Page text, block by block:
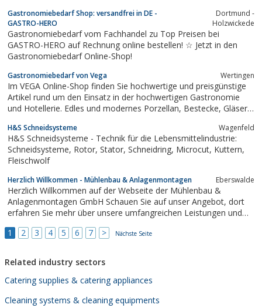
um.Ascobloc Bartscher Bauscher Convotherm Chromonorm
Ebinger Heidebrenner KBS Berthos...
Gastronomiebedarf Shop: versandfrei in DE -
GASTRO-HERO
Dortmund -
Holzwickede
Gastronomiebedarf vom Fachhandel zu Top Preisen bei
GASTRO-HERO auf Rechnung online bestellen! ☆ Jetzt in den
Gastronomiebedarf Online-Shop!
Gastronomiebedarf von Vega Wertingen
Im VEGA Online-Shop finden Sie hochwertige und preisgünstige
Artikel rund um den Einsatz in der hochwertigen Gastronomie
und Hotellerie. Edles und modernes Porzellan, Bestecke, Gläser,
H&S Schneidsysteme Wagenfeld
H&S Schneidsysteme - Technik für die Lebensmittelindustrie:
Schneidsysteme, Rotor, Stator, Schneidring, Microcut, Kuttern,
Fleischwolf
Herzlich Willkommen - Mühlenbau & Anlagenmontagen Eberswalde
Herzlich Willkommen auf der Webseite der Mühlenbau &
Anlagenmontagen GmbH Schauen Sie auf unser Angebot, dort
erfahren Sie mehr über unsere umfangreichen Leistungen und
uns über das Formular zu kontaktieren. Wir freuen uns auf Ihre
1 2 3 4 5 6 7 > Nächste Seite
Related industry sectors
Catering supplies & catering appliances
Cleaning systems & cleaning equipments